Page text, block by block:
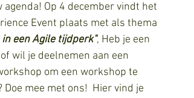
agenda! Op 4 december vindt het
Event plaats met als thema
in een Agile tijdperk", Heb je een
wil je deelnemen aan een
om een workshop te
Doe mee met ons!  Hier vind je